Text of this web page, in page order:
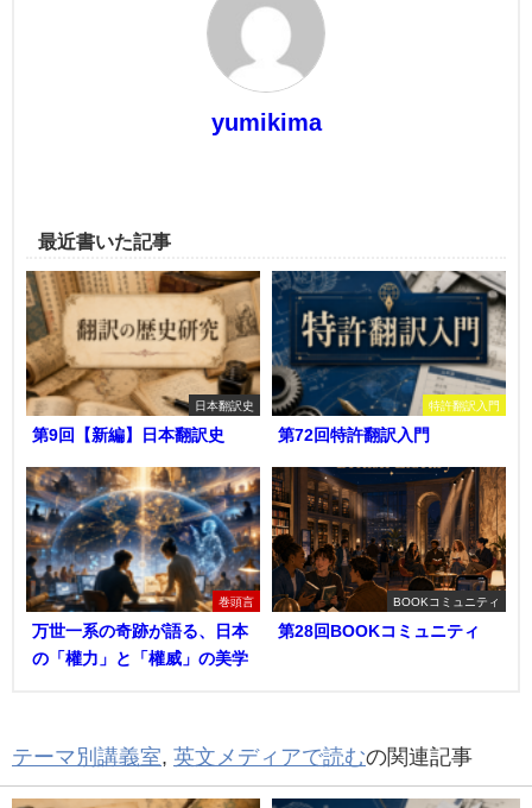
yumikima
最近書いた記事
日本翻訳史
第9回【新編】日本翻訳史
特許翻訳入門
第72回特許翻訳入門
巻頭言
万世一系の奇跡が語る、日本
の「權力」と「權威」の美学
BOOKコミュニティ
第28回BOOKコミュニティ
テーマ別講義室 英文メディアで読むの関連記事